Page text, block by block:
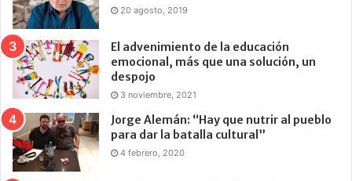
20 agosto, 2019
El advenimiento de la educación
emocional, más que una solución, un
despojo
3 noviembre, 2021
Jorge Alemán: “Hay que nutrir al pueblo
para dar la batalla cultural”
4 febrero, 2020